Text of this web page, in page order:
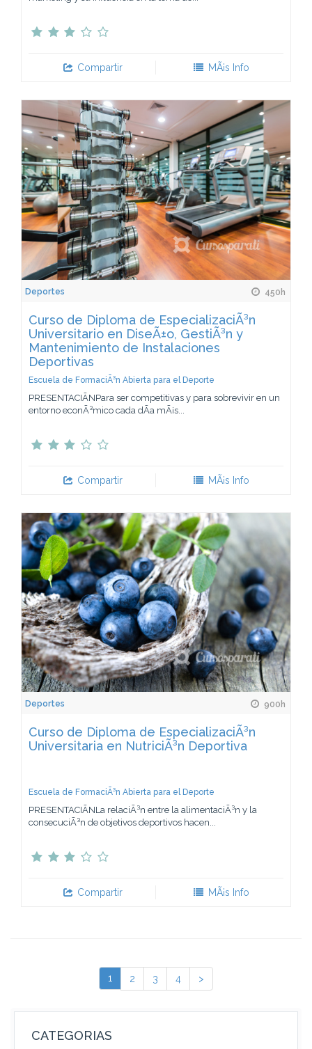
Compartir MÃ¡s Info
Deportes 450h
Curso de Diploma de EspecializaciÃ³n
Universitario en DiseÃ±o, GestiÃ³n y
Mantenimiento de Instalaciones
Deportivas
Escuela de FormaciÃ³n Abierta para el Deporte
PRESENTACIÃNPara ser competitivas y para sobrevivir en un
entorno econÃ³mico cada dÃ­a mÃ¡s...
Compartir MÃ¡s Info
Deportes 900h
Curso de Diploma de EspecializaciÃ³n
Universitaria en NutriciÃ³n Deportiva
Escuela de FormaciÃ³n Abierta para el Deporte
PRESENTACIÃNLa relaciÃ³n entre la alimentaciÃ³n y la
consecuciÃ³n de objetivos deportivos hacen...
Compartir MÃ¡s Info
1 2 3 4 >
CATEGORIAS